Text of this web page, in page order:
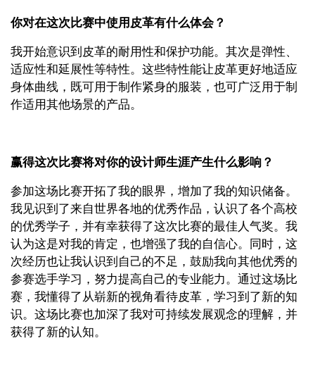
你对在这次比赛中使用皮革有什么体会？
我开始意识到皮革的耐用性和保护功能。其次是弹性、
适应性和延展性等特性。这些特性能让皮革更好地适应
身体曲线，既可用于制作紧身的服装，也可广泛用于制
作适用其他场景的产品。
赢得这次比赛将对你的设计师生涯产生什么影响？
参加这场比赛开拓了我的眼界，增加了我的知识储备。
我见识到了来自世界各地的优秀作品，认识了各个高校
的优秀学子，并有幸获得了这次比赛的最佳人气奖。我
认为这是对我的肯定，也增强了我的自信心。同时，这
次经历也让我认识到自己的不足，鼓励我向其他优秀的
参赛选手学习，努力提高自己的专业能力。通过这场比
赛，我懂得了从崭新的视角看待皮革，学习到了新的知
识。这场比赛也加深了我对可持续发展观念的理解，并
获得了新的认知。